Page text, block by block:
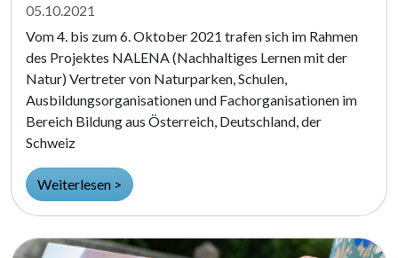
05.10.2021
Vom 4. bis zum 6. Oktober 2021 trafen sich im Rahmen
des Projektes NALENA (Nachhaltiges Lernen mit der
Natur) Vertreter von Naturparken, Schulen,
Ausbildungsorganisationen und Fachorganisationen im
Bereich Bildung aus Österreich, Deutschland, der
Schweiz
Weiterlesen >